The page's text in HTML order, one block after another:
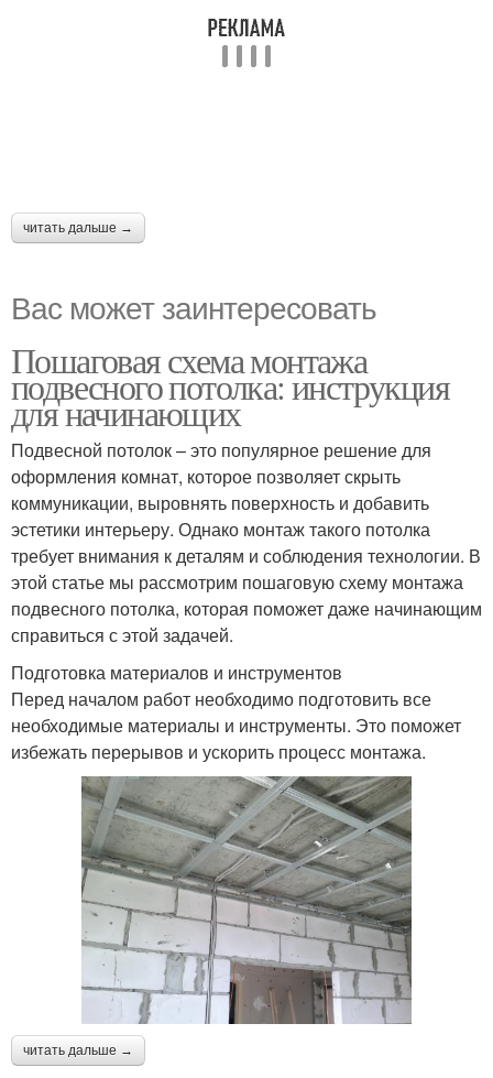
читать дальше →
Вас может заинтересовать
Пошаговая схема монтажа
подвесного потолка: инструкция
для начинающих
Подвесной потолок – это популярное решение для
оформления комнат, которое позволяет скрыть
коммуникации, выровнять поверхность и добавить
эстетики интерьеру. Однако монтаж такого потолка
требует внимания к деталям и соблюдения технологии. В
этой статье мы рассмотрим пошаговую схему монтажа
подвесного потолка, которая поможет даже начинающим
справиться с этой задачей.
Подготовка материалов и инструментов
Перед началом работ необходимо подготовить все
необходимые материалы и инструменты. Это поможет
избежать перерывов и ускорить процесс монтажа.
читать дальше →